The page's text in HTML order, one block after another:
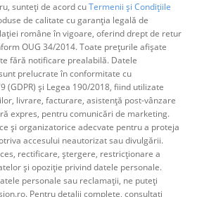
sunteți de acord cuTermenii și Condițiile
de calitate cu garanția legală de
române în vigoare, oferind drept de retur
OUG 34/2014. Toate prețurile afișate
fără notificare prealabilă. Datele
prelucrate în conformitate cu
(GDPR) și Legea 190/2018, fiind utilizate
livrare, facturare, asistență post-vânzare
expres, pentru comunicări de marketing.
și organizatorice adecvate pentru a proteja
accesului neautorizat sau divulgării.
rectificare, ștergere, restricționare a
și opoziție privind datele personale.
personale sau reclamații, ne puteți
Pentru detalii complete, consultați